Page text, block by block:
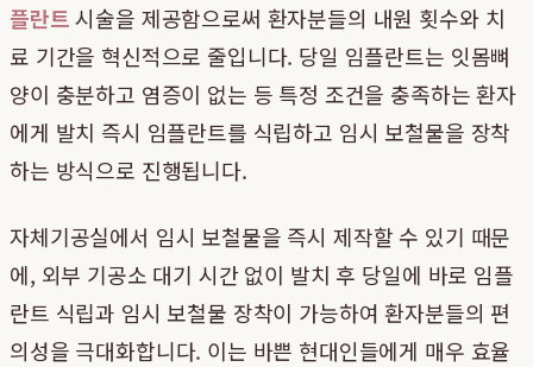
플란트시술을 제공함으로써 환자분들의 내원 횟수와 치
료 기간을 혁신적으로 줄입니다. 당일 임플란트는 잇몸뼈
양이 충분하고 염증이 없는 등 특정 조건을 충족하는 환자
에게 발치 즉시 임플란트를 식립하고 임시 보철물을 장착
하는 방식으로 진행됩니다.
자체기공실에서 임시 보철물을 즉시 제작할 수 있기 때문
에, 외부 기공소 대기 시간 없이 발치 후 당일에 바로 임플
란트 식립과 임시 보철물 장착이 가능하여 환자분들의 편
의성을 극대화합니다. 이는 바쁜 현대인들에게 매우 효율